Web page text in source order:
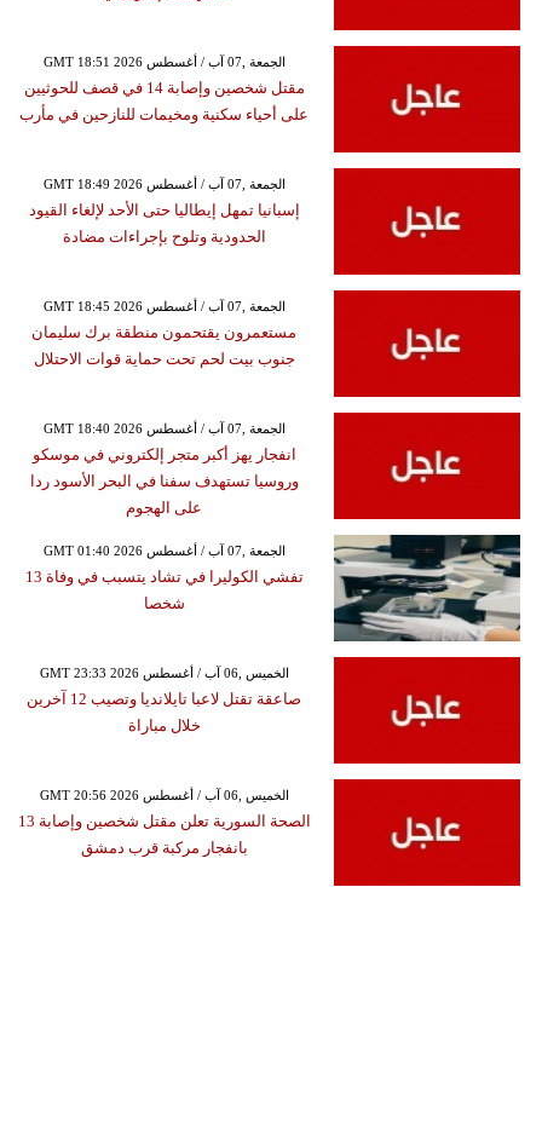
GMT 18:51 2026 الجمعة ,07 آب / أغسطس
مقتل شخصين وإصابة 14 في قصف للحوثيين
على أحياء سكنية ومخيمات للنازحين في مأرب
GMT 18:49 2026 الجمعة ,07 آب / أغسطس
إسبانيا تمهل إيطاليا حتى الأحد لإلغاء القيود
الحدودية وتلوح بإجراءات مضادة
GMT 18:45 2026 الجمعة ,07 آب / أغسطس
مستعمرون يقتحمون منطقة برك سليمان
جنوب بيت لحم تحت حماية قوات الاحتلال
GMT 18:40 2026 الجمعة ,07 آب / أغسطس
انفجار يهز أكبر متجر إلكتروني في موسكو
وروسيا تستهدف سفنا في البحر الأسود ردا
على الهجوم
GMT 01:40 2026 الجمعة ,07 آب / أغسطس
تفشي الكوليرا في تشاد يتسبب في وفاة 13
شخصا
GMT 23:33 2026 الخميس ,06 آب / أغسطس
صاعقة تقتل لاعبا تايلانديا وتصيب 12 آخرين
خلال مباراة
GMT 20:56 2026 الخميس ,06 آب / أغسطس
الصحة السورية تعلن مقتل شخصين وإصابة 13
بانفجار مركبة قرب دمشق